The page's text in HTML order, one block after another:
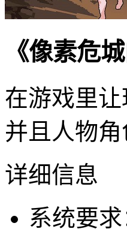
《像素危
在游戏里
并且人物
详细信息
系统要